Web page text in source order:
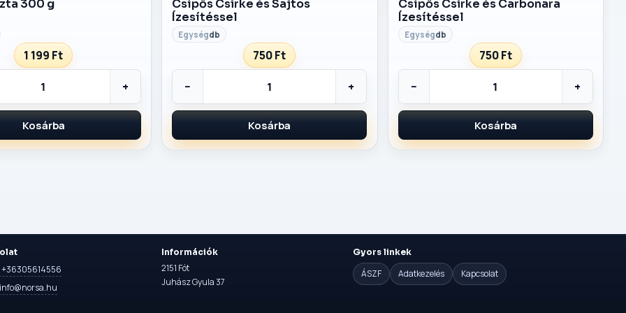
300 g
1 199 Ft
+
Kosárba
Csípős Csirke és Sajtos
Ízesítéssel
db
750 Ft
− +
Kosárba
Csípős Csirke és Carbonara
Ízesítéssel
db
750 Ft
− +
Kosárba
+36305614556
Információk
2151 Fót
Juhász Gyula 37
Gyors linkek
ÁSZF Adatkezelés Kapcsolat